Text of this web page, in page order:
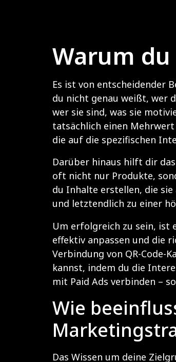
Warum
Es ist von entscheidender
du nicht genau weißt, wer
wer sie sind, was sie
tatsächlich einen
die auf die spezifischen
Darüber hinaus hilft dir
oft nicht nur Produkte,
du Inhalte erstellen, die
und letztendlich zu einer
Um erfolgreich zu sein, ist
effektiv anpassen und die
Verbindung von QR-Code-
kannst, indem du die
mit Paid Ads verbinden –
Wie
Das Wissen um deine